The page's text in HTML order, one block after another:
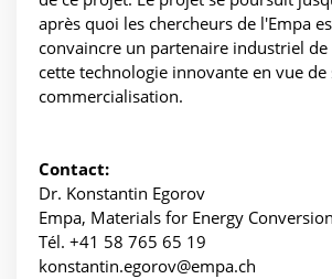
après quoi les chercheurs de l'Empa
convaincre un partenaire industriel
cette technologie innovante en vue de
commercialisation.
Contact:
Dr. Konstantin Egorov
Empa, Materials for Energy Conversion
Tél. +41 58 765 65 19
konstantin.egorov@empa.ch